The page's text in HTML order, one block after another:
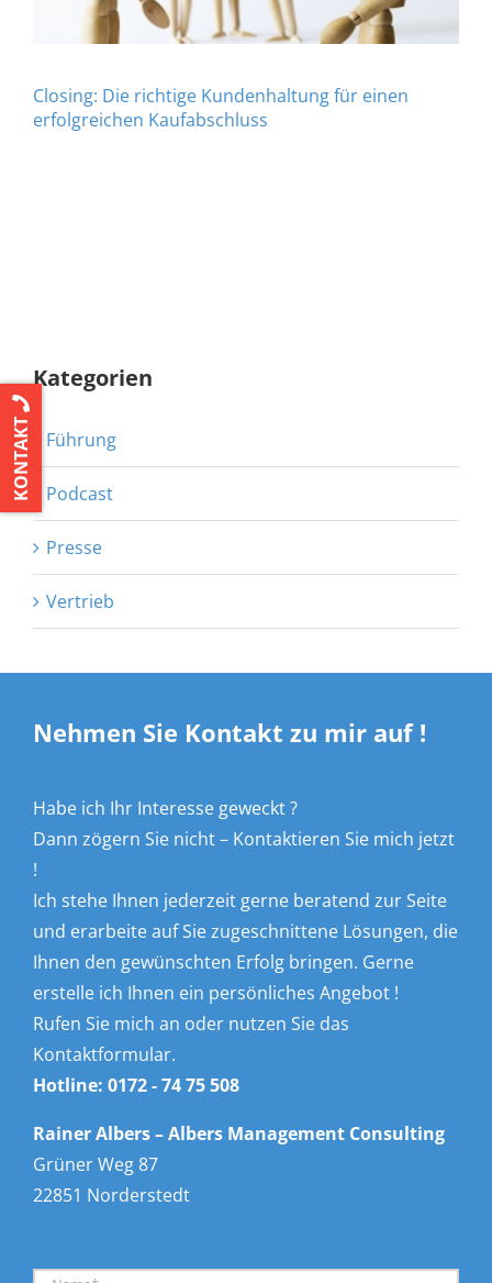
Closing: Die richtige Kundenhaltung für einen
erfolgreichen Kaufabschluss
Kategorien
Führung
Podcast
Presse
Vertrieb
Nehmen Sie Kontakt zu mir auf !
Habe ich Ihr Interesse geweckt ?
Dann zögern Sie nicht – Kontaktieren Sie mich jetzt
!
Ich stehe Ihnen jederzeit gerne beratend zur Seite
und erarbeite auf Sie zugeschnittene Lösungen, die
Ihnen den gewünschten Erfolg bringen. Gerne
erstelle ich Ihnen ein persönliches Angebot !
Rufen Sie mich an oder nutzen Sie das
Kontaktformular.
Hotline: 0172 - 74 75 508
Rainer Albers – Albers Management Consulting
Grüner Weg 87
22851 Norderstedt
KONTAKT